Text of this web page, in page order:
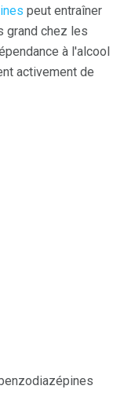
peut entraîner
grand chez les
à l'alcool
activement de